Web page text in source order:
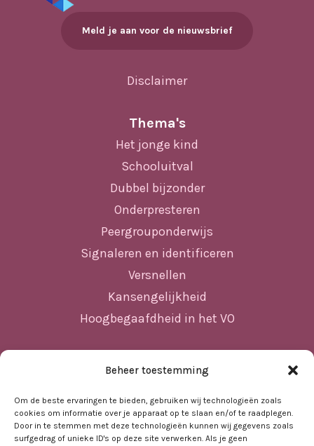
Beheer toestemming
Om de beste ervaringen te bieden, gebruiken wij technologieën zoals
cookies om informatie over je apparaat op te slaan en/of te raadplegen.
Door in te stemmen met deze technologieën kunnen wij gegevens zoals
surfgedrag of unieke ID's op deze site verwerken. Als je geen
Meld je aan voor de nieuwsbrief
Disclaimer
Thema's
Het jonge kind
Schooluitval
Dubbel bijzonder
Onderpresteren
Peergrouponderwijs
Signaleren en identificeren
Versnellen
Kansengelijkheid
Hoogbegaafdheid in het VO
Home
Nieuws